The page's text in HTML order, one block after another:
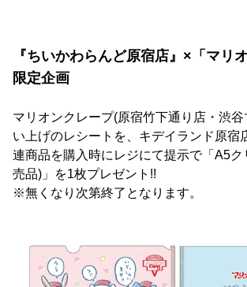
『ちいかわらんど原宿店』×「マリ
限定企画
マリオンクレープ(原宿竹下通り店・渋
い上げのレシートを、キデイランド原宿
連商品を購入時にレジにて提示で「A5ク
売品)」を1枚プレゼント!!
※無くなり次第終了となります。